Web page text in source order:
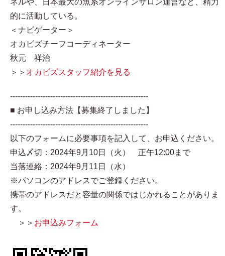
的に活動している。
＜ナビゲーター＞
オカビズチーフコーディネーター
秋元 祥治
＞＞ オカビズスタッフ紹介を見る
-------------------------------------------------------
■ お申し込み方法【募集終了しました】
-------------------------------------------------------
以下のフォームに必要事項を記入して、お申込ください。
申込〆切：2024年9月10日（火） 正午12:00まで
当落連絡：2024年9月11日（水）
※パソコンのアドレスでご登録ください。
携帯のアドレスだと容量の関係ではじかれることがありま
す。
＞＞ お申込みフォーム